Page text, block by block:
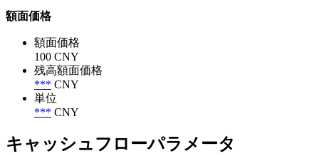
額面価格
額面価格
100 CNY
残高額面価格
*** CNY
単位
*** CNY
キャッシュフローパラメータ